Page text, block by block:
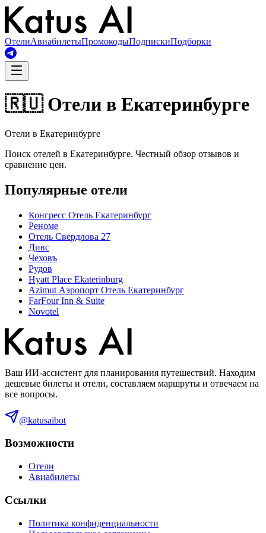
ОтелиАвиабилетыПромокодыПодпискиПодборки
🇷🇺 Отели в Екатеринбурге
Отели в Екатеринбурге
Поиск отелей в Екатеринбурге. Честный обзор отзывов и
сравнение цен.
Популярные отели
Конгресс Отель Екатеринбург
Реноме
Отель Свердлова 27
Дивс
Чеховъ
Рудов
Hyatt Place Ekaterinburg
Azimut Аэропорт Отель Екатеринбург
FarFour Inn & Suite
Novotel
Ваш ИИ-ассистент для планирования путешествий. Находим
дешевые билеты и отели, составляем маршруты и отвечаем на
все вопросы.
@katusaibot
Возможности
Отели
Авиабилеты
Ссылки
Политика конфиденциальности